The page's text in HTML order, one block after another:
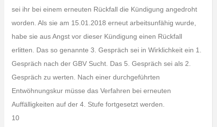
sei ihr bei einem erneuten Rückfall die Kündigung angedroht
worden. Als sie am 15.01.2018 erneut arbeitsunfähig wurde,
habe sie aus Angst vor dieser Kündigung einen Rückfall
erlitten. Das so genannte 3. Gespräch sei in Wirklichkeit ein 1.
Gespräch nach der GBV Sucht. Das 5. Gespräch sei als 2.
Gespräch zu werten. Nach einer durchgeführten
Entwöhnungskur müsse das Verfahren bei erneuten
Auffälligkeiten auf der 4. Stufe fortgesetzt werden.
10